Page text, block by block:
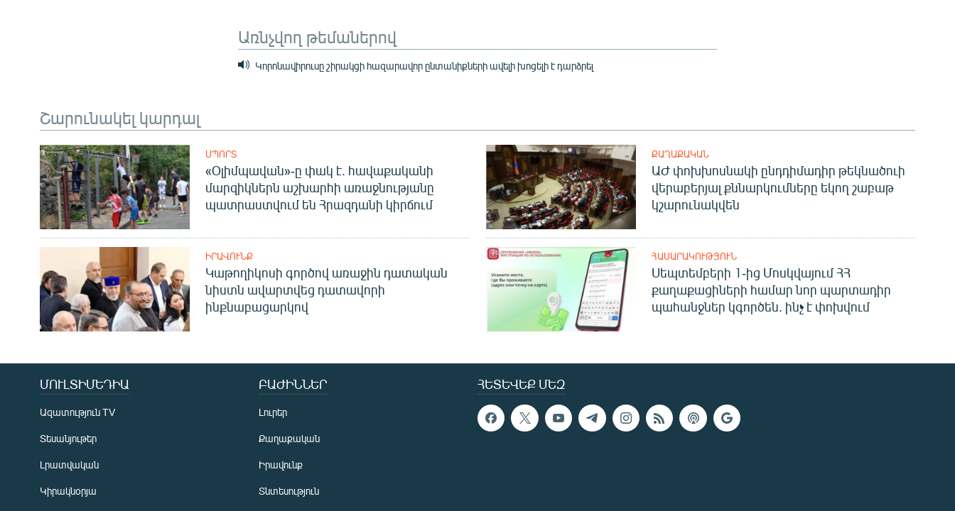
Առնչվող թեմաներով
Կորոնավիրուսը շիրակցի հազարավոր ընտանիքների ավելի խոցելի է դարձրել
Շարունակել կարդալ
ՍՊՈՐՏ
«Օլիմպավան»-ը փակ է. հավաքականի
մարզիկներն աշխարհի առաջնությանը
պատրաստվում են Հրազդանի կիրճում
ՔԱՂԱՔԱԿԱՆ
ԱԺ փոխխոսնակի ընդդիմադիր թեկնածուի
վերաբերյալ քննարկումները եկող շաբաթ
կշարունակվեն
ԻՐԱՎՈՒՆՔ
Կաթողիկոսի գործով առաջին դատական
նիստն ավարտվեց դատավորի
ինքնաբացարկով
ՀԱՍԱՐԱԿՈՒԹՅՈՒՆ
Սեպտեմբերի 1-ից Մոսկվայում ՀՀ
քաղաքացիների համար նոր պարտադիր
պահանջներ կգործեն. ինչ է փոխվում
ՀԵՏԵՎԵՔ ՄԵԶ
ՄՈՒԼՏԻՄԵԴԻԱ
Ազատություն TV
Տեսանյութեր
Լրատվական
Կիրակնօրյա
ԲԱԺԻՆՆԵՐ
Լուրեր
Քաղաքական
Իրավունք
Տնտեսություն